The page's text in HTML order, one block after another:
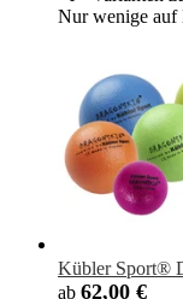
Nur wenige auf
Kübler Sport®
ab 62,00 €